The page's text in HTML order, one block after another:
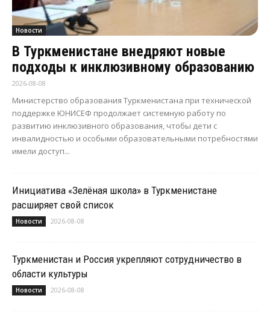
Новости
В Туркменистане внедряют новые
подходы к инклюзивному образованию
2026-08-08
Министерство образования Туркменистана при технической
поддержке ЮНИСЕФ продолжает системную работу по
развитию инклюзивного образования, чтобы дети с
инвалидностью и особыми образовательными потребностями
имели доступ...
Инициатива «Зелёная школа» в Туркменистане
расширяет свой список
Новости 2026-08-08
Туркменистан и Россия укрепляют сотрудничество в
области культуры
Новости 2026-08-08